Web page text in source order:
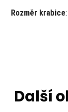
Rozměr krabice
Další